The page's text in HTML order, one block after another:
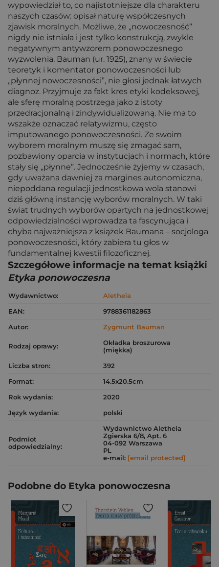
wypowiedział to, co najistotniejsze dla charakteru
naszych czasów: opisał naturę współczesnych
zjawisk moralnych. Możliwe, że „nowoczesność”
nigdy nie istniała i jest tylko konstrukcją, zwykle
negatywnym antywzorem ponowoczesnego
wyzwolenia. Bauman (ur. 1925), znany w świecie
teoretyk i komentator ponowoczesności lub
„płynnej nowoczesności”, nie głosi jednak łatwych
diagnoz. Przyjmuje za fakt kres etyki kodeksowej,
ale sferę moralną postrzega jako z istoty
przedracjonalną i zindywidualizowaną. Nie ma to
wszakże oznaczać relatywizmu, często
imputowanego ponowoczesności. Ze swoim
wyborem moralnym muszę się zmagać sam,
pozbawiony oparcia w instytucjach i normach, które
stały się „płynne”. Jednocześnie żyjemy w czasach,
gdy uważana dawniej za margines autonomiczna,
niepoddana regulacji jednostkowa wola stanowi
dziś główną instancję wyborów moralnych. W taki
świat trudnych wyborów opartych na jednostkowej
odpowiedzialności wprowadza ta fascynująca i
chyba najważniejsza z książek Baumana – socjologa
ponowoczesności, który zabiera tu głos w
fundamentalnej kwestii filozoficznej.
Szczegółowe informacje na temat książki
Etyka ponowoczesna
Wydawnictwo:
Aletheia
EAN:
9788361182863
Autor:
Zygmunt Bauman
Rodzaj oprawy:
Okładka broszurowa
(miękka)
Liczba stron:
392
Format:
14.5x20.5cm
Rok wydania:
2020
Język wydania:
polski
Podmiot
odpowiedzialny:
Wydawnictwo Aletheia
Zgierska 6/8, Apt. 6
04-092 Warszawa
PL
e-mail: [email protected]
Podobne do Etyka ponowoczesna